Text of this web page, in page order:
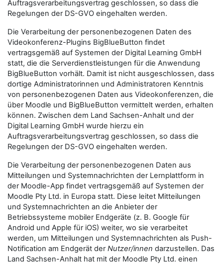
Auftragsverarbeitungsvertrag geschlossen, so dass die
Regelungen der DS-GVO eingehalten werden.
Die Verarbeitung der personenbezogenen Daten des
Videokonferenz-Plugins BigBlueButton findet
vertragsgemäß auf Systemen der Digital Learning GmbH
statt, die die Serverdienstleistungen für die Anwendung
BigBlueButton vorhält. Damit ist nicht ausgeschlossen, dass
dortige Administratorinnen und Administratoren Kenntnis
von personenbezogenen Daten aus Videokonferenzen, die
über Moodle und BigBlueButton vermittelt werden, erhalten
können. Zwischen dem Land Sachsen-Anhalt und der
Digital Learning GmbH wurde hierzu ein
Auftragsverarbeitungsvertrag geschlossen, so dass die
Regelungen der DS-GVO eingehalten werden.
Die Verarbeitung der personenbezogenen Daten aus
Mitteilungen und Systemnachrichten der Lernplattform in
der Moodle-App findet vertragsgemäß auf Systemen der
Moodle Pty Ltd. in Europa statt. Diese leitet Mitteilungen
und Systemnachrichten an die Anbieter der
Betriebssysteme mobiler Endgeräte (z. B. Google für
Android und Apple für iOS) weiter, wo sie verarbeitet
werden, um Mitteilungen und Systemnachrichten als Push-
Notification am Endgerät derNutzer/innen darzustellen. Das
Land Sachsen-Anhalt hat mit der Moodle Pty Ltd. einen